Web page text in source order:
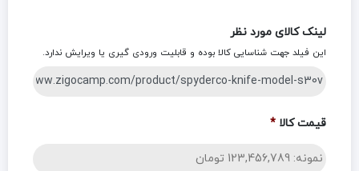
لینک کالای مورد نظر
این فیلد جهت شناسایی کالا بوده و قابلیت ورودی گیری یا ویرایش ندارد.
قیمت کالا *